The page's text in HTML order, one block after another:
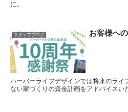
に。
スタッフブログ お客様へ
ハーバーライフデザインでは将来のライ
ない家づくりの資金計画をアドバイスい